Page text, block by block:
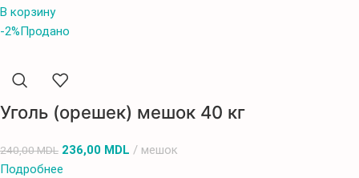
В корзину
-2%Продано
Уголь (орешек) мешок 40 кг
240,00MDL 236,00 MDL
мешок
Подробнее